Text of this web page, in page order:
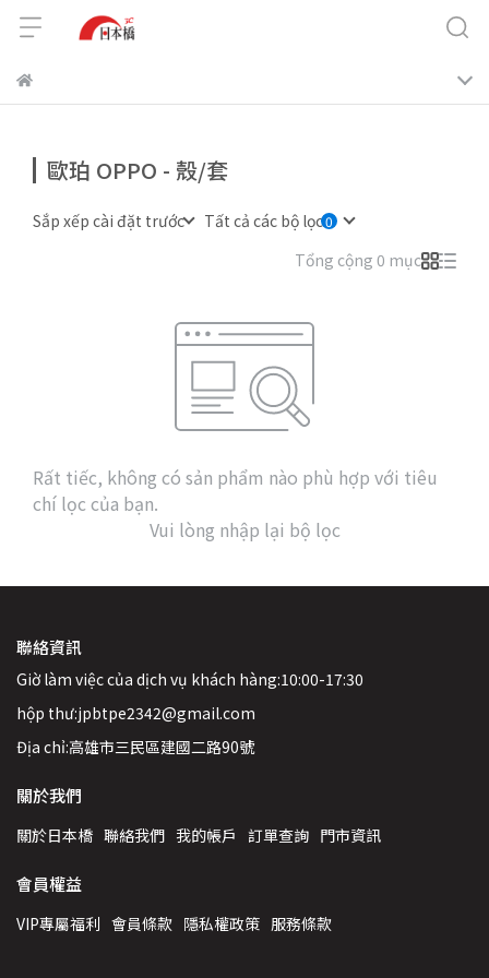
歐珀 OPPO - 殼/套
Sắp xếp cài đặt trước
Tất cả các bộ lọc
Tổng cộng 0 mục
Rất tiếc, không có sản phẩm nào phù hợp với tiêu
chí lọc của bạn.
Vui lòng nhập lại bộ lọc
聯絡資訊
Giờ làm việc của dịch vụ khách hàng:10:00-17:30
hộp thư:jpbtpe2342@gmail.com
Địa chỉ:高雄市三民區建國二路90號
關於我們
關於日本橋 聯絡我們 我的帳戶 訂單查詢 門市資訊
會員權益
VIP專屬福利 會員條款 隱私權政策 服務條款